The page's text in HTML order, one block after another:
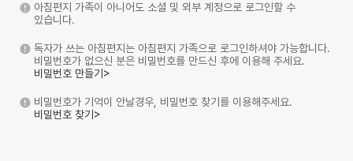
아침편지 가족이 아니어도 소셜 및 외부 계정으로 로그인할 수
있습니다.
독자가 쓰는 아침편지는 아침편지 가족으로 로그인하셔야 가능합니다.
비밀번호가 없으신 분은 비밀번호를 만드신 후에 이용해 주세요.
비밀번호 만들기>
비밀번호가 기억이 안날경우, 비밀번호 찾기를 이용해주세요.
비밀번호 찾기>